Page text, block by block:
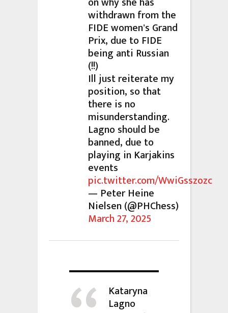
withdrawn from the
FIDE women's Grand
Prix, due to FIDE
being anti Russian
(!!)
Ill just reiterate my
position, so that
there is no
misunderstanding.
Lagno should be
banned, due to
playing in Karjakins
events
pic.twitter.com/WwiGsszozc
— Peter Heine
Nielsen (@PHChess)
March 27, 2025
Kataryna
Lagno